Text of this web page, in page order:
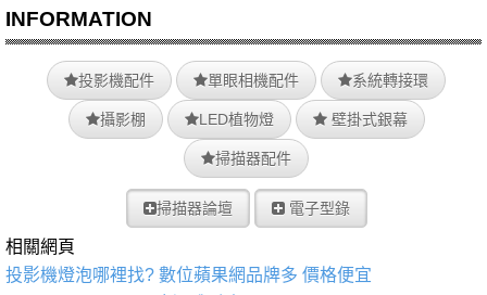
INFORMATION
投影機配件 單眼相機配件 系統轉接環
攝影棚 LED植物燈 壁掛式銀幕
掃描器配件
掃描器論壇 電子型錄
相關網頁
投影機燈泡哪裡找? 數位蘋果網品牌多 價格便宜